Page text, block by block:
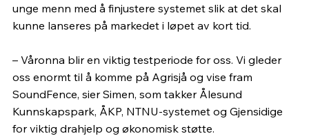
unge menn med å finjustere systemet slik at det skal
kunne lanseres på markedet i løpet av kort tid.
– Våronna blir en viktig testperiode for oss. Vi gleder
oss enormt til å komme på Agrisjå og vise fram
SoundFence, sier Simen, som takker Ålesund
Kunnskapspark, ÅKP, NTNU-systemet og Gjensidige
for viktig drahjelp og økonomisk støtte.